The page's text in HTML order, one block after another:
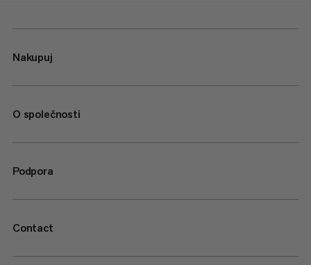
Nakupuj
O společnosti
Podpora
Contact